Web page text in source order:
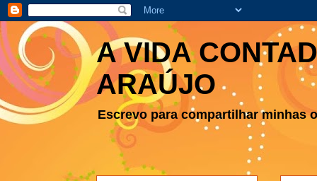
A VIDA
ARAÚJO
Escrevo para compartilhar minhas